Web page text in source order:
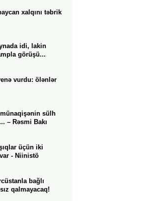
xalqını təbrik
idi, lakin
görüşü...
vurdu: ölənlər
sülh
– Rəsmi Bakı
üçün iki
- Niinistö
bağlı
qalmayacaq!